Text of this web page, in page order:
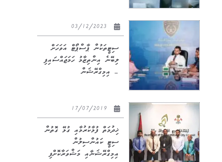
ސިޓީތަކުން ޕާސްޕޯޓް އަވަހަށް
ލިބޭނެ އިންތިޒާމު ހަމަޖައްސައިފި
– އިމިގްރޭޝަން
ޚިދުމަތް ފުޅާކުރުމާއި ގުޅޭ ގޮތުން
ސިޓީ ކައުންސިލުން
އިމިގްރޭޝަނާއި މަޝްވަރާކޮށްފި